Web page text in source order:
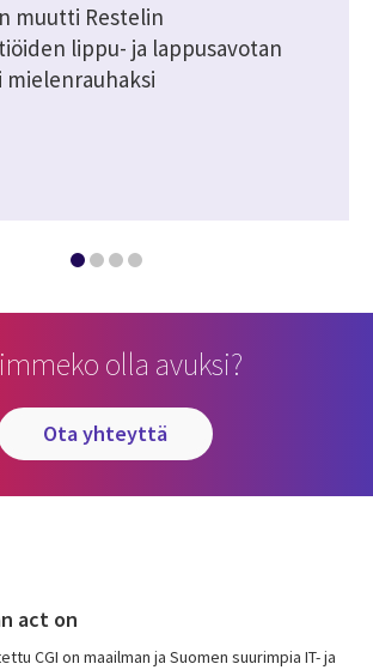
muutti Restelin
lippu- ja lappusavotan
mielenrauhaksi
olla avuksi?
ota yhteyttä
act on
CGI on maailman ja Suomen suurimpia IT- ja